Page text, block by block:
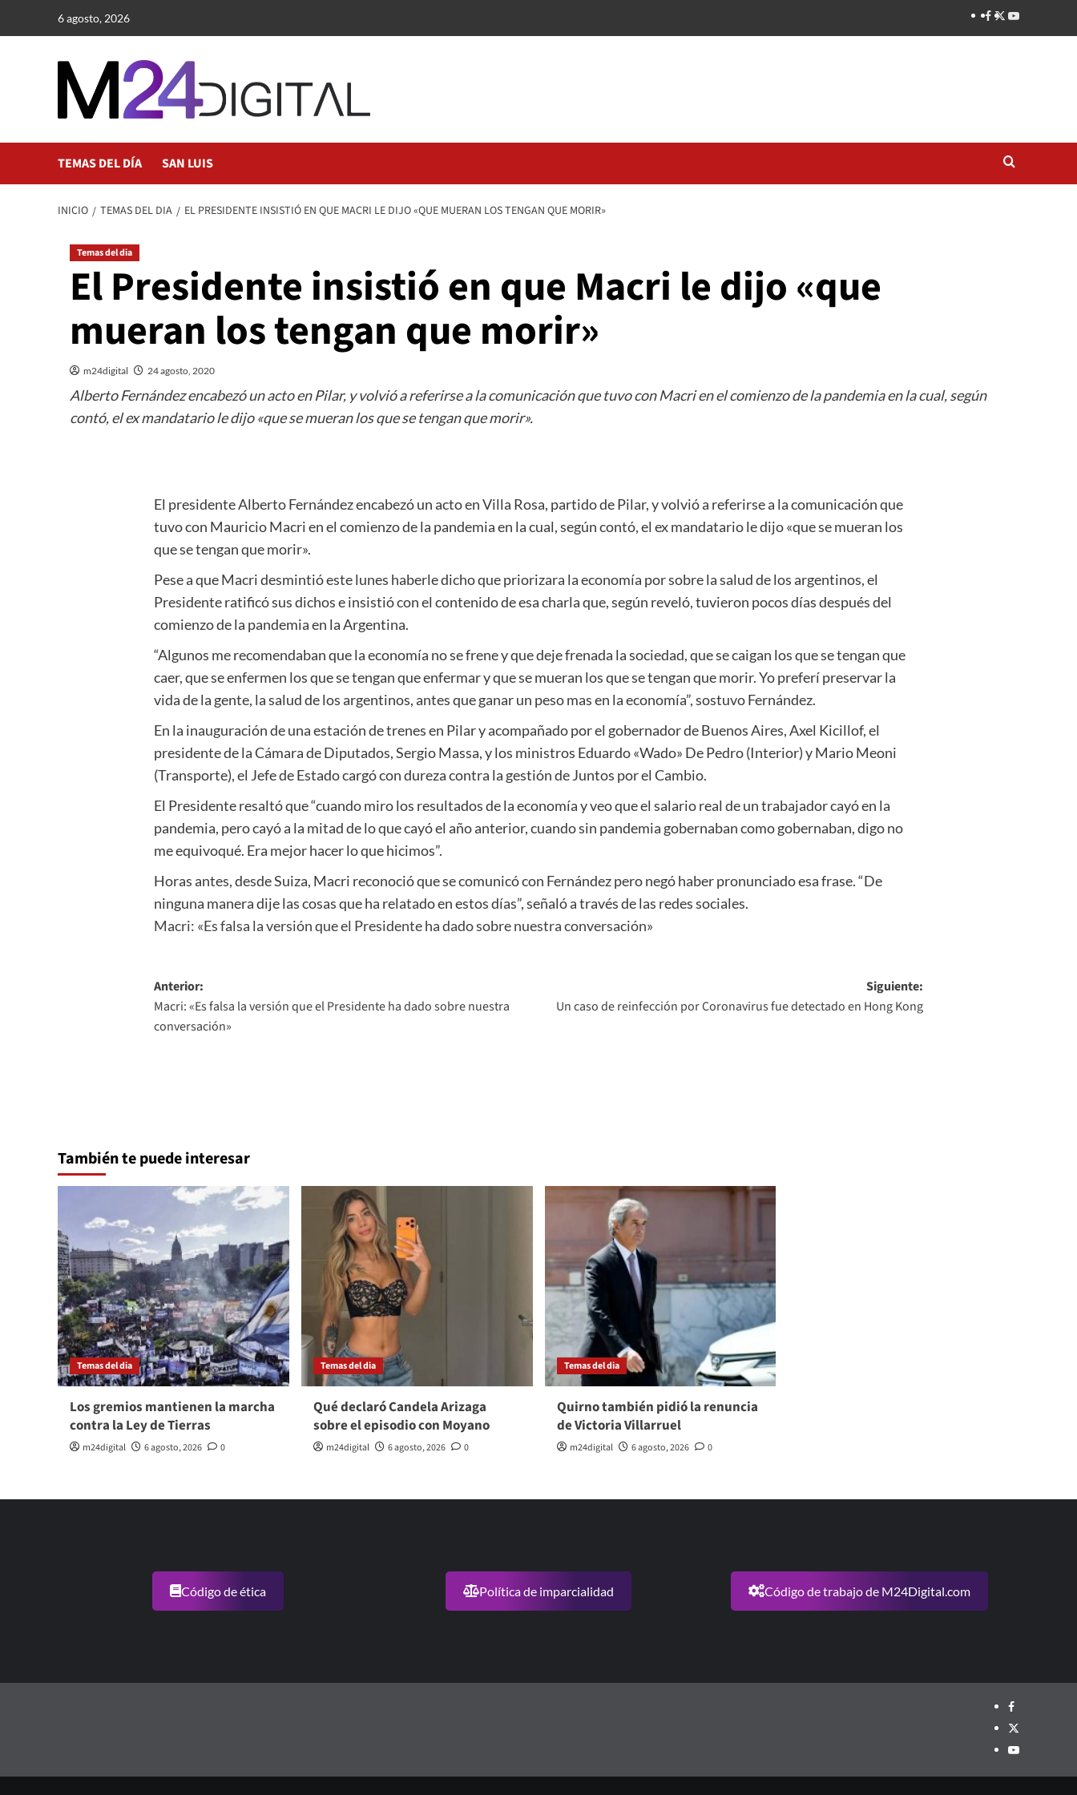
6 agosto, 2026
TEMAS DEL DÍA SAN LUIS
INICIO TEMAS DEL DIA EL PRESIDENTE INSISTIÓ EN QUE MACRI LE DIJO «QUE MUERAN LOS TENGAN QUE MORIR»
Temas del dia
El Presidente insistió en que Macri le dijo «que
mueran los tengan que morir»
m24digital 24 agosto, 2020
Alberto Fernández encabezó un acto en Pilar, y volvió a referirse a la comunicación que tuvo con Macri en el comienzo de la pandemia en la cual, según
contó, el ex mandatario le dijo «que se mueran los que se tengan que morir».
El presidente Alberto Fernández encabezó un acto en Villa Rosa, partido de Pilar, y volvió a referirse a la comunicación que
tuvo con Mauricio Macri en el comienzo de la pandemia en la cual, según contó, el ex mandatario le dijo «que se mueran los
que se tengan que morir».
Pese a que Macri desmintió este lunes haberle dicho que priorizara la economía por sobre la salud de los argentinos, el
Presidente ratificó sus dichos e insistió con el contenido de esa charla que, según reveló, tuvieron pocos días después del
comienzo de la pandemia en la Argentina.
“Algunos me recomendaban que la economía no se frene y que deje frenada la sociedad, que se caigan los que se tengan que
caer, que se enfermen los que se tengan que enfermar y que se mueran los que se tengan que morir. Yo preferí preservar la
vida de la gente, la salud de los argentinos, antes que ganar un peso mas en la economía”, sostuvo Fernández.
En la inauguración de una estación de trenes en Pilar y acompañado por el gobernador de Buenos Aires, Axel Kicillof, el
presidente de la Cámara de Diputados, Sergio Massa, y los ministros Eduardo «Wado» De Pedro (Interior) y Mario Meoni
(Transporte), el Jefe de Estado cargó con dureza contra la gestión de Juntos por el Cambio.
El Presidente resaltó que “cuando miro los resultados de la economía y veo que el salario real de un trabajador cayó en la
pandemia, pero cayó a la mitad de lo que cayó el año anterior, cuando sin pandemia gobernaban como gobernaban, digo no
me equivoqué. Era mejor hacer lo que hicimos”.
Horas antes, desde Suiza, Macri reconoció que se comunicó con Fernández pero negó haber pronunciado esa frase. “De
ninguna manera dije las cosas que ha relatado en estos días”, señaló a través de las redes sociales.
Macri: «Es falsa la versión que el Presidente ha dado sobre nuestra conversación»
Navegación
de
entradas
Anterior:
Macri: «Es falsa la versión que el Presidente ha dado sobre nuestra
conversación»
Siguiente:
Un caso de reinfección por Coronavirus fue detectado en Hong Kong
También te puede interesar
Temas del dia
Los gremios mantienen la marcha
contra la Ley de Tierras
m24digital 6 agosto, 2026 0
Temas del dia
Qué declaró Candela Arizaga
sobre el episodio con Moyano
m24digital 6 agosto, 2026 0
Temas del dia
Quirno también pidió la renuncia
de Victoria Villarruel
m24digital 6 agosto, 2026 0
Código de ética Política de imparcialidad Código de trabajo de M24Digital.com